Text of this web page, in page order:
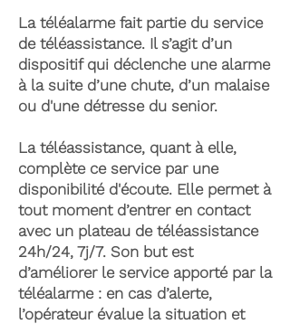
La téléalarme fait partie du service
de téléassistance. Il s’agit d’un
dispositif qui déclenche une alarme
à la suite d’une chute, d’un malaise
ou d'une détresse du senior.
La téléassistance, quant à elle,
complète ce service par une
disponibilité d'écoute. Elle permet à
tout moment d’entrer en contact
avec un plateau de téléassistance
24h/24, 7j/7. Son but est
d’améliorer le service apporté par la
téléalarme : en cas d’alerte,
l’opérateur évalue la situation et